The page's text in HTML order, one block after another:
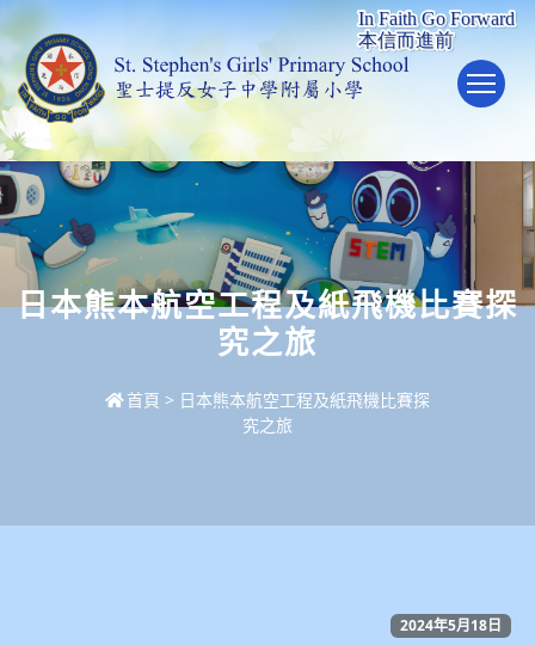
日本熊本航空工程及紙飛機比賽探
究之旅
首頁 > 日本熊本航空工程及紙飛機比賽探
究之旅
2024年5月18日